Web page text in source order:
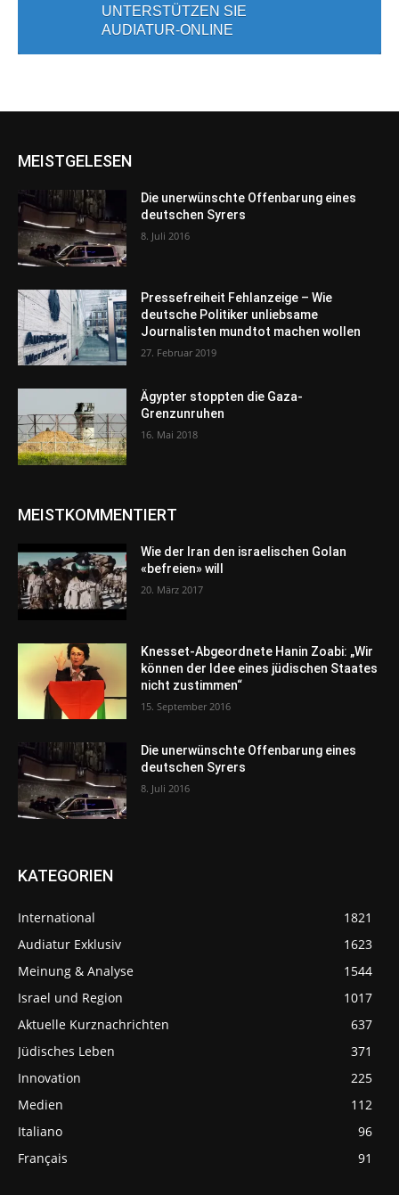
UNTERSTÜTZEN SIE
AUDIATUR-ONLINE
MEISTGELESEN
Die unerwünschte Offenbarung eines
deutschen Syrers
8. Juli 2016
Pressefreiheit Fehlanzeige – Wie
deutsche Politiker unliebsame
Journalisten mundtot machen wollen
27. Februar 2019
Ägypter stoppten die Gaza-
Grenzunruhen
16. Mai 2018
MEISTKOMMENTIERT
Wie der Iran den israelischen Golan
«befreien» will
20. März 2017
Knesset-Abgeordnete Hanin Zoabi: „Wir
können der Idee eines jüdischen Staates
nicht zustimmen“
15. September 2016
Die unerwünschte Offenbarung eines
deutschen Syrers
8. Juli 2016
KATEGORIEN
International
1821
Audiatur Exklusiv
1623
Meinung & Analyse
1544
Israel und Region
1017
Aktuelle Kurznachrichten
637
Jüdisches Leben
371
Innovation
225
Medien
112
Italiano
96
Français
91